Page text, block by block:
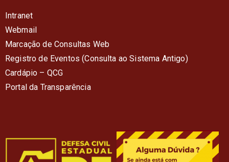
Intranet
Webmail
Marcação de Consultas Web
Registro de Eventos (Consulta ao Sistema Antigo)
Cardápio – QCG
Portal da Transparência